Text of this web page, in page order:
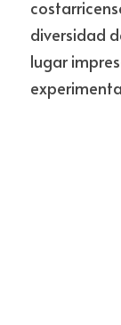
diversidad
lugar